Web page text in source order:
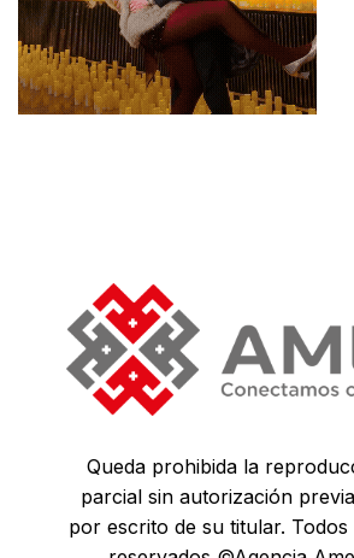
Queda prohibida la
parcial sin autorización
por escrito de su titular.